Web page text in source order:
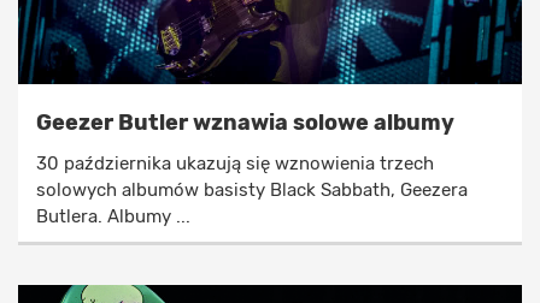
Geezer Butler wznawia solowe albumy
30 października ukazują się wznowienia trzech
solowych albumów basisty Black Sabbath, Geezera
Butlera. Albumy ...